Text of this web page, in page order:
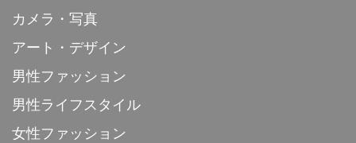
カメラ・写真
アート・デザイン
男性ファッション
男性ライフスタイル
女性ファッション